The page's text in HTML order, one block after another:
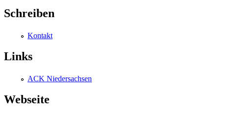
Schreiben
Kontakt
Links
ACK Niedersachsen
Webseite